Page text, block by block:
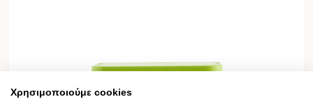
Χρησιμοποιούμε cookies